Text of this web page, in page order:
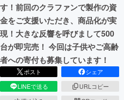
す！前回のクラファンで製作の資
金をご支援いただき、商品化が実
現！大きな反響を呼びまして500
台が即完売！ 今回は子供やご高齢
者への寄付も募集しています！
ポスト
シェア
LINEで送る
URLコピー